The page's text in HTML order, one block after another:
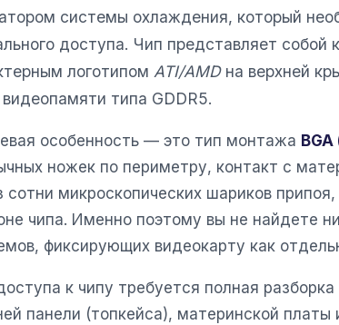
системы охлаждения, который
доступа. Чип представляет
логотипом ATI/AMDна верхней
типа GDDR5.
особенность — это тип монтажа
ножек по периметру, контакт с
сотни микроскопических шариков
чипа. Именно поэтому вы не найдете
фиксирующих видеокарту как
к чипу требуется полная
панели (топкейса), материнской